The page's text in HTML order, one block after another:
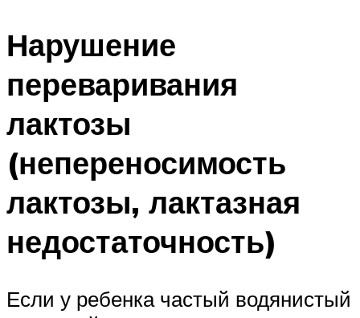
Нарушение
переваривания
лактозы
(непереносимость
лактозы, лактазная
недостаточность)
Если у ребенка частый водянистый